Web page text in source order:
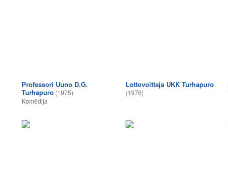
Professori Uuno D.G.
Turhapuro (1975)
Komēdija
Lottovoittaja UKK Turhapuro
(1976)